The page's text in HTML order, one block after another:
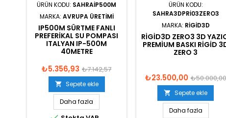
ÜRÜN KODU: SAHRAIP500M
MARKA: AVRUPA ÜRETIMI
IP500M SÜRTME FANLI
PREFERIKAL SU POMPASI
ITALYAN IP-500M
40METRE
₺5.356,93 ₺7.142,57
 Sepete ekle
Daha fazla
ÜRÜN KODU:
SAHRA3DPRI03ZERO3
MARKA: RIGID3D
RIGID3D ZERO3 3D
PREMIUM BASKI RIGID
ZERO 3
₺23.500,00 ₺50.000,00
 Sepete ekle
Daha fazla